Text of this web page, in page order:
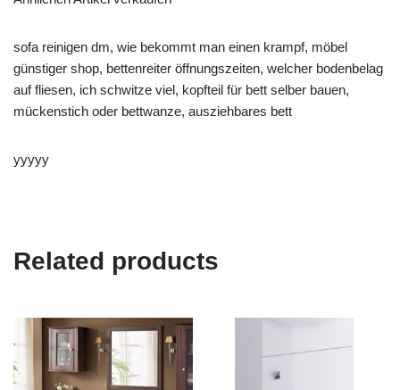
sofa reinigen dm, wie bekommt man einen krampf, möbel
günstiger shop, bettenreiter öffnungszeiten, welcher bodenbelag
auf fliesen, ich schwitze viel, kopfteil für bett selber bauen,
mückenstich oder bettwanze, ausziehbares bett
yyyyy
Related products